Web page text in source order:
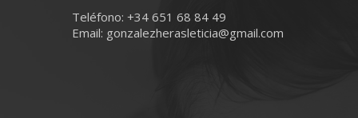
Teléfono: +34 651 68 84 49
Email: gonzalezherasleticia@gmail.com